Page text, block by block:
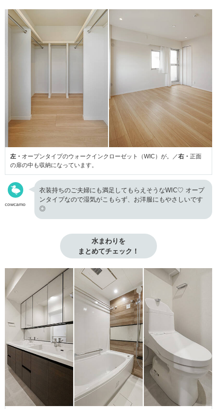
左・ オープンタイプのウォークインクローゼット（WIC）が。／右・ 正面
の扉の中も収納になっています。
cowcamo
衣装持ちのご夫婦にも満足してもらえそうなWIC♡ オープ
ンタイプなので湿気がこもらず、お洋服にもやさしいです
◎
水まわりを
まとめてチェック！